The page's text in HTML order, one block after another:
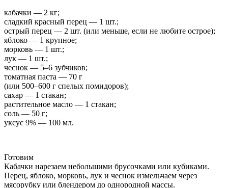
кабачки — 2 кг;
сладкий красный перец — 1 шт.;
острый перец — 2 шт. (или меньше, если не любите острое);
яблоко — 1 крупное;
морковь — 1 шт.;
лук — 1 шт.;
чеснок — 5–6 зубчиков;
томатная паста — 70 г
(или 500–600 г спелых помидоров);
сахар — 1 стакан;
растительное масло — 1 стакан;
соль — 50 г;
уксус 9% — 100 мл.
Готовим
Кабачки нарезаем небольшими брусочками или кубиками.
Перец, яблоко, морковь, лук и чеснок измельчаем через
мясорубку или блендером до однородной массы.